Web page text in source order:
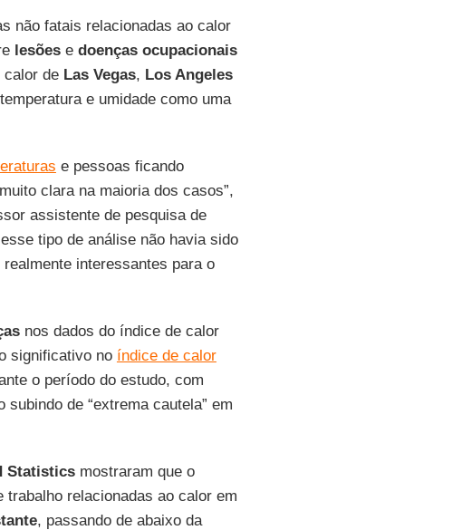
não fatais relacionadas ao calor
lesõese doenças ocupacionais
calor de Las Vegas, Los Angeles
e umidade como uma
e pessoas ficando
clara na maioria dos casos”,
assistente de pesquisa de
tipo de análise não havia sido
interessantes para o
nos dados do índice de calor
significativo no índice de calor
o período do estudo, com
de “extrema cautela” em
Statisticsmostraram que o
relacionadas ao calor em
, passando de abaixo da